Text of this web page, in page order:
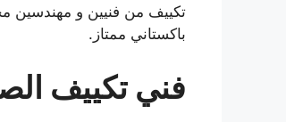
تكييف من فنيين و مهندسين
باكستاني ممتاز.
فني تكييف